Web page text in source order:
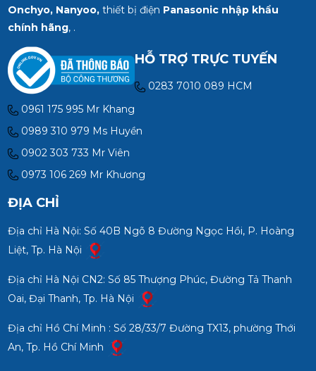
Onchyo, Nanyoo,thiết bị điện Panasonic nhập khẩu
chính hãng, .
HỖ TRỢ TRỰC TUYẾN
0283 7010 089 HCM
0961 175 995 Mr Khang
0989 310 979 Ms Huyền
0902 303 733 Mr Viên
0973 106 269 Mr Khương
ĐỊA CHỈ
Địa chỉ Hà Nội: Số 40B Ngõ 8 Đường Ngọc Hồi, P. Hoàng
Liệt, Tp. Hà Nội
Địa chỉ Hà Nội CN2: Số 85 Thượng Phúc, Đường Tả Thanh
Oai, Đại Thanh, Tp. Hà Nội
Địa chỉ Hồ Chí Minh : Số 28/33/7 Đường TX13, phường Thới
An, Tp. Hồ Chí Minh